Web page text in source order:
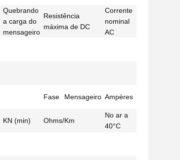
Quebrando
a carga do
mensageiro
Resistência
máxima de DC
Corrente
nominal
AC
Fase Mensageiro Ampères
KN (min) Ohms/Km
No ar a
40°C